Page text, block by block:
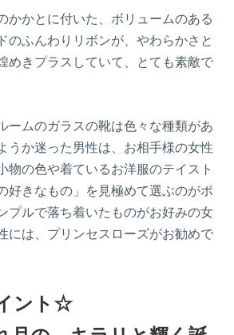
かかとに付いた、ボリュームのある
のふんわりリボンが、やわらかさと
めきプラスしていて、とても素敵で
ームのガラスの靴は色々な種類があ
うか迷った男性は、お相手様の女性
物の色や着ているお洋服のテイスト
好きなもの」を見極めて選ぶのがポ
プルで落ち着いたものがお好みの女
には、プリンセスローズがお勧めで
ント☆